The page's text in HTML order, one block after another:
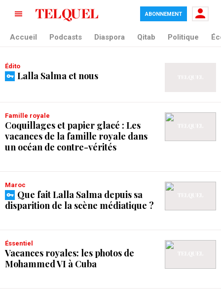
tag blade
ABONNEMENT
Accueil Podcasts Diaspora Qitab Politique
Édito
Lalla Salma et nous
Famille royale
Coquillages et papier glacé : Les
vacances de la famille royale dans
un océan de contre-vérités
Maroc
Que fait Lalla Salma depuis sa
disparition de la scène médiatique ?
Éssentiel
Vacances royales: les photos de
Mohammed VI à Cuba